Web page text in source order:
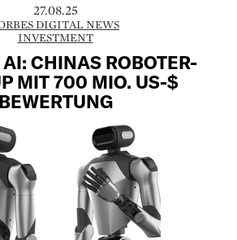
27.08.25
DIGITAL NEWS
INVESTMENT
CHINAS ROBOTER-
MIT 700 MIO. US-$
BEWERTUNG